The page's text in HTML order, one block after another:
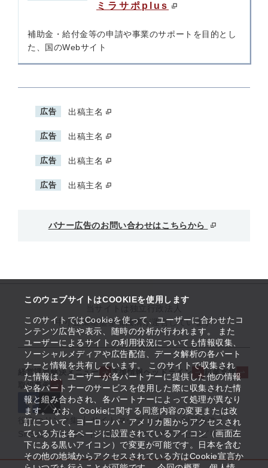
このウェブサイトはCOOKIEを使用します
このサイトではCookieを使って、ユーザーに合わせたコ
ンテンツ広告や表示、随時の分析が行われます。 また
ユーザーによるサイトの利用状況についても情報収集、
ソーシャルメディアや広告配信、データ解析の各パート
ナーと情報を共有しています。 このサイトで収集され
た情報は、ユーザーが各パートナーに提供した他の情報
や各パートナーのサービスを使用した際に収集された情
報と組み合わされ、各パートナーによって処理が異なり
ます。 なお、Cookieに関する同意内容の変更または改
訂について、ヨーロッパ・アメリカ圏からアクセスされ
ている方は各ページに設置されているアイコン（画面左
下にある黒いアイコン）で変更が可能です。日本を含む
その他の地域からアクセスされている方はCookie宣言か
ミラサポplus
補助金・給付金等の申請や事業のサポートを目的とし
た、国のWebサイト
広告 出稿主名
広告 出稿主名
広告 出稿主名
広告 出稿主名
バナー広告のお問い合わせはこちらから
中小企業基盤整備機構が運営しています
経営課題解決メニュー 支援情報ヘッドライン
起業支援
取組事例
役立つリンク集 サイトマップ
サイト利用条件
SNS公式アカウント一覧
ウェブアクセシビリティ